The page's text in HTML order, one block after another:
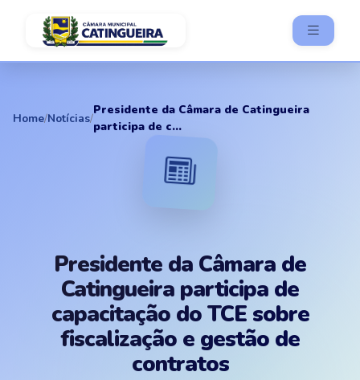
Home/Notícias/
Presidente da Câmara de Catingueira
participa de c...
Presidente da Câmara de
Catingueira participa de
capacitação do TCE sobre
fiscalização e gestão de
contratos